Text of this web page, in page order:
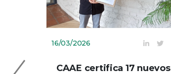
16/03/2026
CAAE certifica 17 nuevos